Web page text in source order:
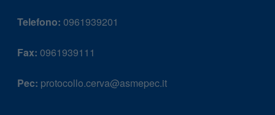
Telefono: 0961939201
Fax: 0961939111
Pec: protocollo.cerva@asmepec.it